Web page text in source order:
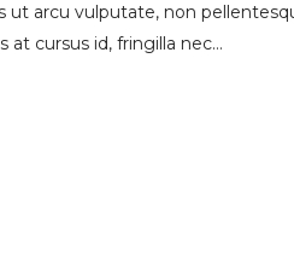
ut arcu vulputate, non
at cursus id, fringilla nec…